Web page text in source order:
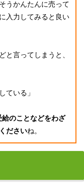
うかんたんに売って
入力してみると良い
と言ってしまうと、
ている」
のことなどをわざ
ださいね。